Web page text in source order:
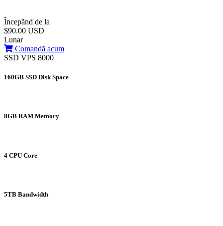
Începănd de la
$90.00 USD
Lunar
Comandă acum
SSD VPS 8000
160GB SSD Disk Space
8GB RAM Memory
4 CPU Core
5TB Bandwidth